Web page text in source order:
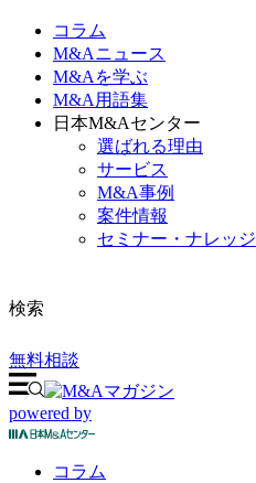
コラム
M&Aニュース
M&Aを学ぶ
M&A用語集
日本M&Aセンター
選ばれる理由
サービス
M&A事例
案件情報
セミナー・ナレッジ
検索
無料相談
powered by
コラム